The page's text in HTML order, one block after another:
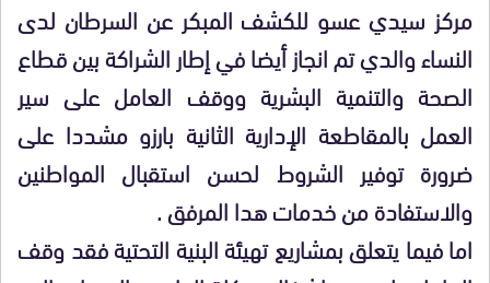
مركز سيدي عسو للكشف المبكر عن السرطان لدى
النساء والدي تم انجاز أيضا في إطار الشراكة بين قطاع
الصحة والتنمية البشرية ووقف العامل على سير
العمل بالمقاطعة الإدارية الثانية بارزو مشددا على
ضرورة توفير الشروط لحسن استقبال المواطنين
والاستفادة من خدمات هدا المرفق .
اما فيما يتعلق بمشاريع تهيئة البنية التحتية فقد وقف